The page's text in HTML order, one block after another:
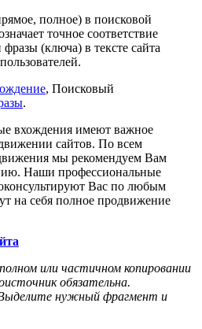
полное) в поисковой
точное соответствие
(ключа) в тексте сайта
, Поисковый
.
вхождения имеют важное
сайтов. По всем
мы рекомендуем Вам
Наши профессиональные
Вас по любым
на себя полное продвижение
или частичном копировании
обязательна.
нужный фрагмент и